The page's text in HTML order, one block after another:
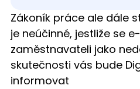
Zákoník práce ale dále
je neúčinné, jestliže se
zaměstnavateli jako
skutečnosti vás bude
informovat